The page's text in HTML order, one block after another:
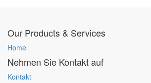
Our Products & Services
Home
Nehmen Sie Kontakt auf
Kontakt